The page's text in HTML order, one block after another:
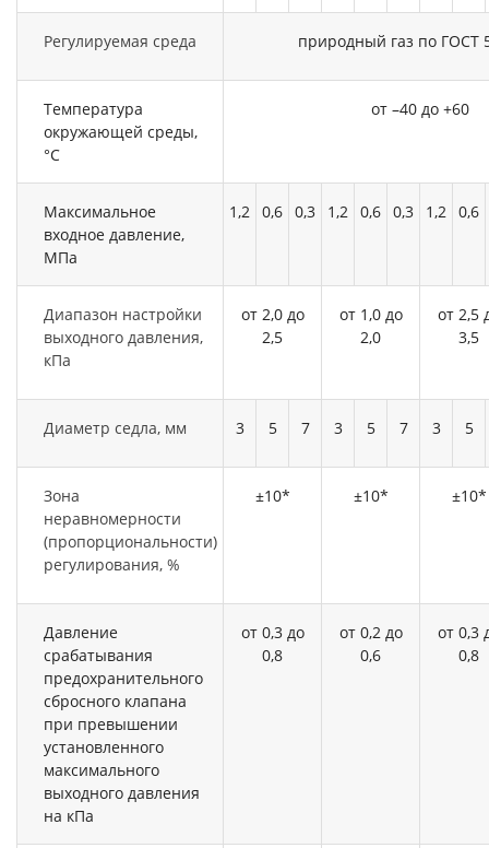
Регулируемая среда природный газ по ГОСТ
Температура
окружающей среды,
°C
от –40 до +60
Максимальное
входное давление,
МПа
1,2 0,6 0,3 1,2 0,6 0,3 1,2 0,6
Диапазон настройки
выходного давления,
кПа
от 2,0 до
2,5
от 1,0 до
2,0
от 2,5
3,5
Диаметр седла, мм 3 5 7 3 5 7 3 5
Зона
неравномерности
(пропорциональности)
регулирования, %
±10* ±10* ±10*
Давление
срабатывания
предохранительного
сбросного клапана
при превышении
установленного
максимального
выходного давления
на кПа
от 0,3 до
0,8
от 0,2 до
0,6
от 0,3
0,8